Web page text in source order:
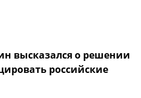
высказался о решении
российские